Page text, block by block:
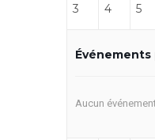
3 4 5
Aucun